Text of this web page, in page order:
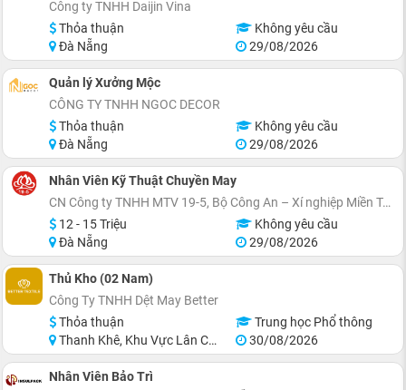
Công ty TNHH Daijin Vina
Thỏa thuận
Không yêu cầu
Đà Nẵng
29/08/2026
Quản lý Xưởng Mộc
CÔNG TY TNHH NGOC DECOR
Thỏa thuận
Không yêu cầu
Đà Nẵng
29/08/2026
Nhân Viên Kỹ Thuật Chuyền May
CN Công ty TNHH MTV 19-5, Bộ Công An – Xí nghiệp Miền Trung
12 - 15 Triệu
Không yêu cầu
Đà Nẵng
29/08/2026
Thủ Kho (02 Nam)
Công Ty TNHH Dệt May Better
Thỏa thuận
Trung học Phổ thông
Thanh Khê, Khu Vực Lân Cận Đà Nẵng
30/08/2026
Nhân Viên Bảo Trì